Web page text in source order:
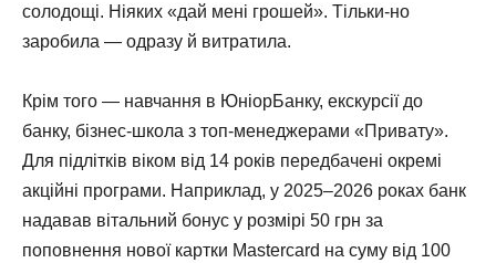
солодощі. Ніяких «дай мені грошей». Тільки-но
заробила — одразу й витратила.
Крім того — навчання в ЮніорБанку, екскурсії до
банку, бізнес-школа з топ-менеджерами «Привату».
Для підлітків віком від 14 років передбачені окремі
акційні програми. Наприклад, у 2025–2026 роках банк
надавав вітальний бонус у розмірі 50 грн за
поповнення нової картки Mastercard на суму від 100